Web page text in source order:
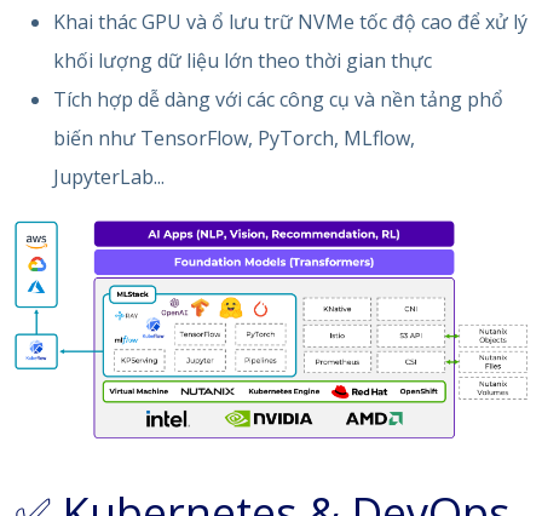
Khai thác GPU và ổ lưu trữ NVMe tốc độ cao để xử lý
khối lượng dữ liệu lớn theo thời gian thực
Tích hợp dễ dàng với các công cụ và nền tảng phổ
biến như TensorFlow, PyTorch, MLflow,
JupyterLab...